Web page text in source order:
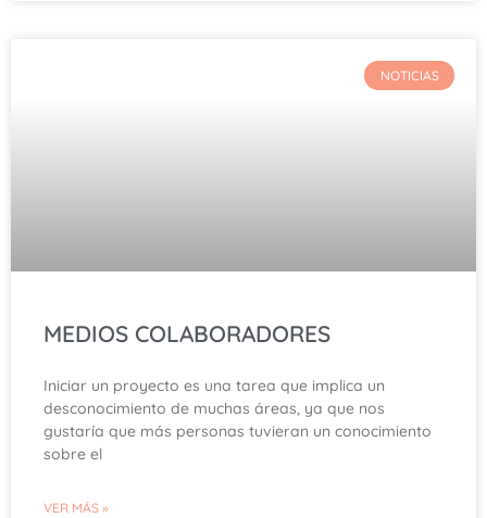
NOTICIAS
MEDIOS COLABORADORES
Iniciar un proyecto es una tarea que implica un
desconocimiento de muchas áreas, ya que nos
gustaría que más personas tuvieran un conocimiento
sobre el
VER MÁS »